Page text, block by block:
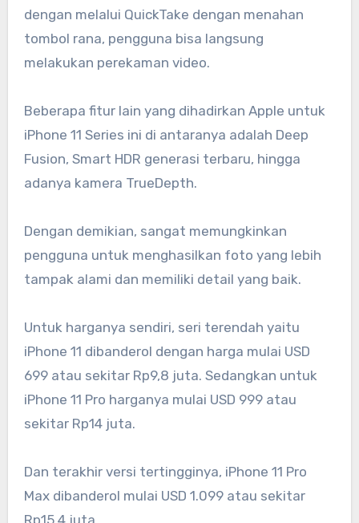
dengan melalui QuickTake dengan menahan
tombol rana, pengguna bisa langsung
melakukan perekaman video.
Beberapa fitur lain yang dihadirkan Apple untuk
iPhone 11 Series ini di antaranya adalah Deep
Fusion, Smart HDR generasi terbaru, hingga
adanya kamera TrueDepth.
Dengan demikian, sangat memungkinkan
pengguna untuk menghasilkan foto yang lebih
tampak alami dan memiliki detail yang baik.
Untuk harganya sendiri, seri terendah yaitu
iPhone 11 dibanderol dengan harga mulai USD
699 atau sekitar Rp9,8 juta. Sedangkan untuk
iPhone 11 Pro harganya mulai USD 999 atau
sekitar Rp14 juta.
Dan terakhir versi tertingginya, iPhone 11 Pro
Max dibanderol mulai USD 1.099 atau sekitar